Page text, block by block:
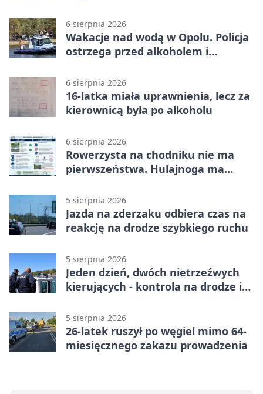
6 sierpnia 2026
Wakacje nad wodą w Opolu. Policja
ostrzega przed alkoholem i
6 sierpnia 2026
16-latka miała uprawnienia, lecz za
kierownicą była po alkoholu
6 sierpnia 2026
Rowerzysta na chodniku nie ma
pierwszeństwa. Hulajnoga ma
5 sierpnia 2026
Jazda na zderzaku odbiera czas na
reakcję na drodze szybkiego ruchu
5 sierpnia 2026
Jeden dzień, dwóch nietrzeźwych
kierujących - kontrola na drodze i
5 sierpnia 2026
26-latek ruszył po węgiel mimo 64-
miesięcznego zakazu prowadzenia